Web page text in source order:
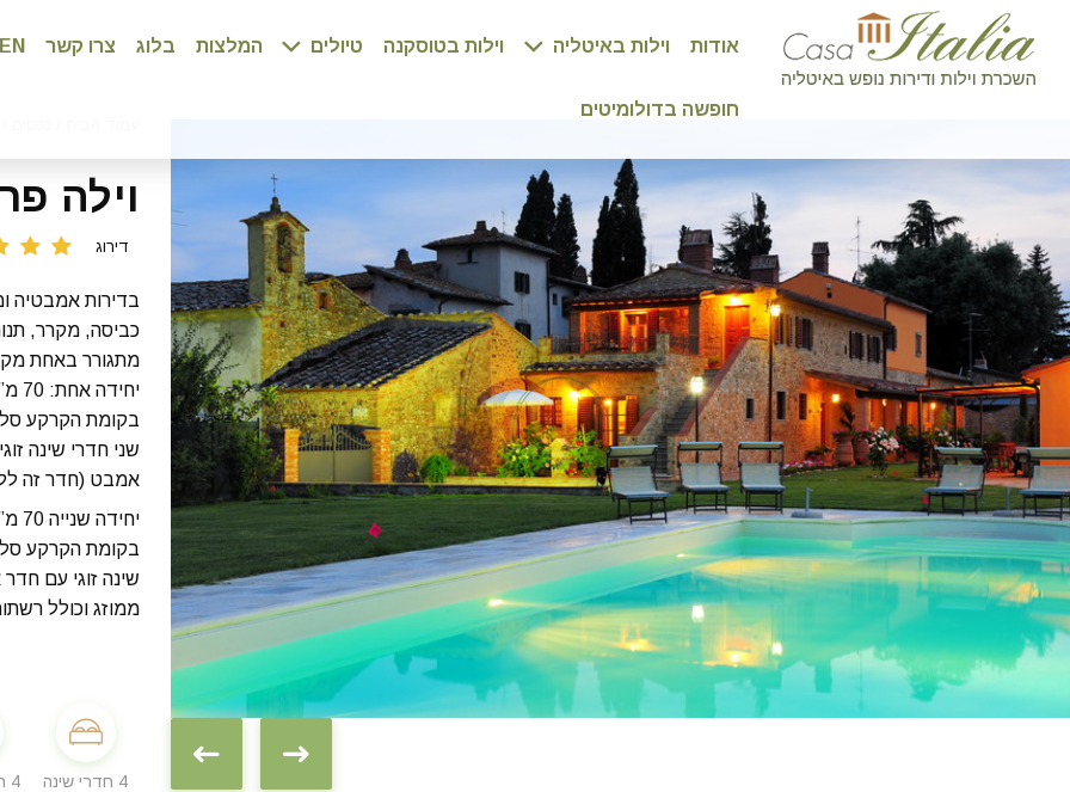
אודות וילות באיטליה וילות בטוסקנה טיולים המלצות בלוג צרו קשר EN
חופשה בדולומיטים
וילה
דירוג
בדירות אמבטיה
כביסה, מקרר,
מתגורר באחת
יחידה אחת: 70 מ”ר ומיועדת ל-6 אורחים.
בקומת הקרקע
שני חדרי שינה
אמבט (חדר זה
יחידה שנייה 70 מ”ר ומיועדת ל-6 אורחים.
בקומת הקרקע
שינה זוגי עם
ממוזג וכולל
4 חדרי שינה 4 חדרי רחצה